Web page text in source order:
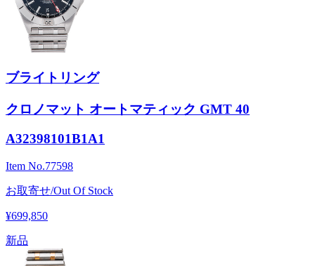
ブライトリング
クロノマット オートマティック GMT 40
A32398101B1A1
Item No.77598
お取寄せ/Out Of Stock
¥699,850
新品